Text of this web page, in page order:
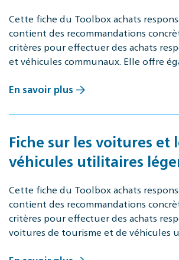
Cette fiche du Toolbox achats
contient des recommandations
critères pour effectuer des achats
et véhicules communaux. Elle offre
En savoir plus
Fiche sur les voitures et
véhicules utilitaires
Cette fiche du Toolbox achats
contient des recommandations
critères pour effectuer des achats
voitures de tourisme et de véhicules